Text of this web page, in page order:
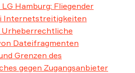
Hamburg: Fliegender
Internetstreitigkeiten
Urheberrechtliche
Dateifragmenten
Grenzen des
gegen Zugangsanbieter